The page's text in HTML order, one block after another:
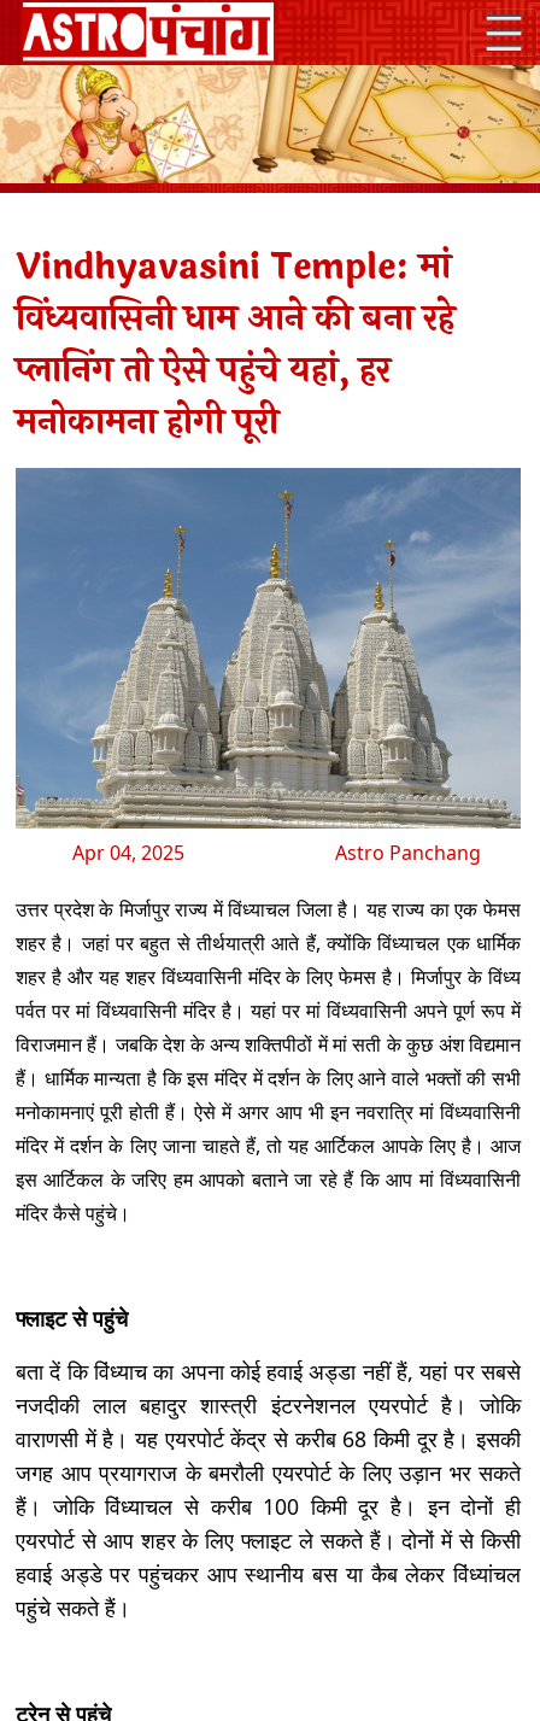
Vindhyavasini Temple: मां
विंध्यवासिनी धाम आने की बना रहे
प्लानिंग तो ऐसे पहुंचे यहां, हर
मनोकामना होगी पूरी
Apr 04, 2025 Astro Panchang
उत्तर प्रदेश के मिर्जापुर राज्य में विंध्याचल जिला है। यह राज्य का एक फेमस
शहर है। जहां पर बहुत से तीर्थयात्री आते हैं, क्योंकि विंध्याचल एक धार्मिक
शहर है और यह शहर विंध्यवासिनी मंदिर के लिए फेमस है। मिर्जापुर के विंध्य
पर्वत पर मां विंध्यवासिनी मंदिर है। यहां पर मां विंध्यवासिनी अपने पूर्ण रूप में
विराजमान हैं। जबकि देश के अन्य शक्तिपीठों में मां सती के कुछ अंश विद्यमान
हैं। धार्मिक मान्यता है कि इस मंदिर में दर्शन के लिए आने वाले भक्तों की सभी
मनोकामनाएं पूरी होती हैं। ऐसे में अगर आप भी इन नवरात्रि मां विंध्यवासिनी
मंदिर में दर्शन के लिए जाना चाहते हैं, तो यह आर्टिकल आपके लिए है। आज
इस आर्टिकल के जरिए हम आपको बताने जा रहे हैं कि आप मां विंध्यवासिनी
मंदिर कैसे पहुंचे।
फ्लाइट से पहुंचे
बता दें कि विंध्याच का अपना कोई हवाई अड्डा नहीं हैं, यहां पर सबसे
नजदीकी लाल बहादुर शास्त्री इंटरनेशनल एयरपोर्ट है। जोकि
वाराणसी में है। यह एयरपोर्ट केंद्र से करीब 68 किमी दूर है। इसकी
जगह आप प्रयागराज के बमरौली एयरपोर्ट के लिए उड़ान भर सकते
हैं। जोकि विंध्याचल से करीब 100 किमी दूर है। इन दोनों ही
एयरपोर्ट से आप शहर के लिए फ्लाइट ले सकते हैं। दोनों में से किसी
हवाई अड्डे पर पहुंचकर आप स्थानीय बस या कैब लेकर विंध्यांचल
पहुंचे सकते हैं।
ट्रेन से पहुंचे